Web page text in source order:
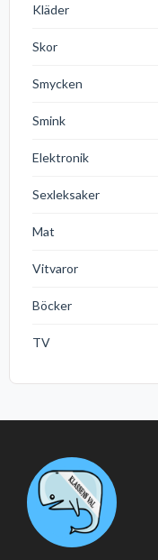
Kläder
Skor
Smycken
Smink
Elektronik
Sexleksaker
Mat
Vitvaror
Böcker
TV